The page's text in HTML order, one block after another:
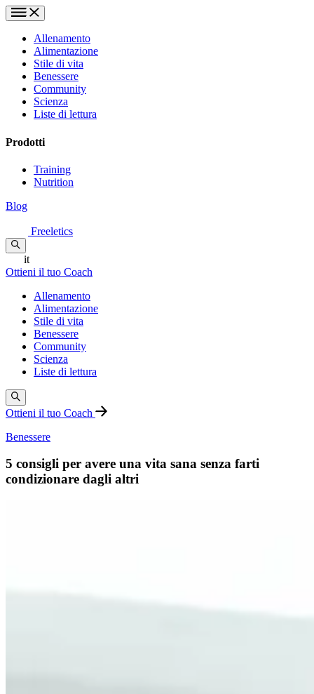
Allenamento
Alimentazione
Stile di vita
Benessere
Community
Scienza
Liste di lettura
Prodotti
Training
Nutrition
Blog
Freeletics
it
Ottieni il tuo Coach
Allenamento
Alimentazione
Stile di vita
Benessere
Community
Scienza
Liste di lettura
Ottieni il tuo Coach
Benessere
5 consigli per avere una vita sana senza farti
condizionare dagli altri